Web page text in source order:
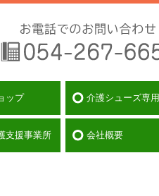
ップ 介護シューズ専用
支援事業所 会社概要